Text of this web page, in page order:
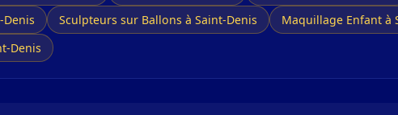
Denis Sculpteurs sur Ballons à Saint-Denis Maquillage Enfant à
Denis